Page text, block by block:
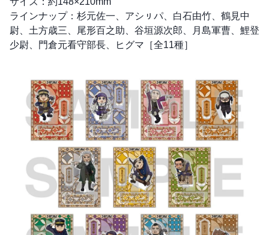
ラインナップ：杉元佐一、アシㇼパ、白石由竹、鶴見中
尉、土方歳三、尾形百之助、谷垣源次郎、月島軍曹、鯉登
少尉、門倉元看守部長、ヒグマ［全11種］